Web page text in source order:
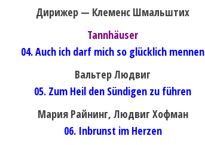
Дирижер — Клеменс Шмальштих
Tannhäuser
04. Auch ich darf mich so glücklich mennen
Вальтер Людвиг
05. Zum Heil den Sündigen zu führen
Мария Райнинг, Людвиг Хофман
06. Inbrunst im Herzen